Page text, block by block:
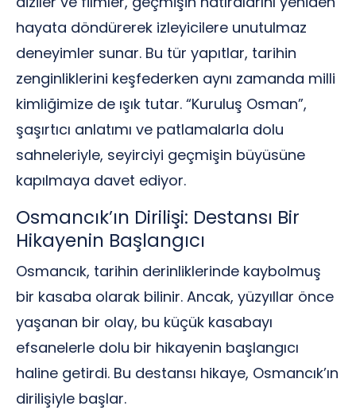
hayata döndürerek izleyicilere unutulmaz
deneyimler sunar. Bu tür yapıtlar, tarihin
zenginliklerini keşfederken aynı zamanda milli
kimliğimize de ışık tutar. “Kuruluş Osman”,
şaşırtıcı anlatımı ve patlamalarla dolu
sahneleriyle, seyirciyi geçmişin büyüsüne
kapılmaya davet ediyor.
Osmancık’ın Dirilişi: Destansı Bir
Hikayenin Başlangıcı
Osmancık, tarihin derinliklerinde kaybolmuş
bir kasaba olarak bilinir. Ancak, yüzyıllar önce
yaşanan bir olay, bu küçük kasabayı
efsanelerle dolu bir hikayenin başlangıcı
haline getirdi. Bu destansı hikaye, Osmancık’ın
dirilişiyle başlar.